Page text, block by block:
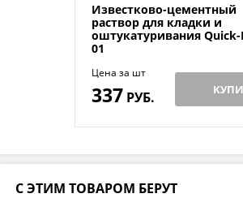
Известково-цементный
раствор для кладки и
оштукатуривания Quick-
01
Цена за шт
337 РУБ.
С ЭТИМ ТОВАРОМ БЕРУТ